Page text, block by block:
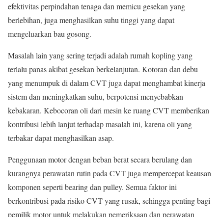
efektivitas perpindahan tenaga dan memicu gesekan yang
berlebihan, juga menghasilkan suhu tinggi yang dapat
mengeluarkan bau gosong.
Masalah lain yang sering terjadi adalah rumah kopling yang
terlalu panas akibat gesekan berkelanjutan. Kotoran dan debu
yang menumpuk di dalam CVT juga dapat menghambat kinerja
sistem dan meningkatkan suhu, berpotensi menyebabkan
kebakaran. Kebocoran oli dari mesin ke ruang CVT memberikan
kontribusi lebih lanjut terhadap masalah ini, karena oli yang
terbakar dapat menghasilkan asap.
Penggunaan motor dengan beban berat secara berulang dan
kurangnya perawatan rutin pada CVT juga mempercepat keausan
komponen seperti bearing dan pulley. Semua faktor ini
berkontribusi pada risiko CVT yang rusak, sehingga penting bagi
pemilik motor untuk melakukan pemeriksaan dan perawatan